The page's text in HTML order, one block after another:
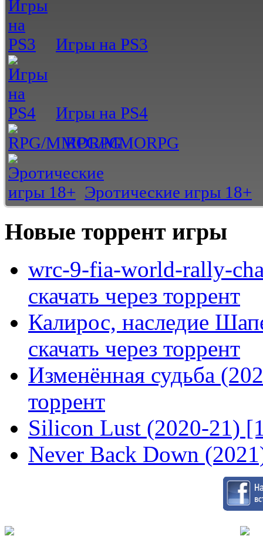
Игры на PS3
Игры на PS4
RPG/MMORPG
Эротические игры 18+
Новые торрент игры
wrc-9-fia-world-rally-
скачать через торрент
Калирос, наследие
скачать через торрент
Изменённая судьба
торрент
Silicon Lust (2020-21)
Never Back Down